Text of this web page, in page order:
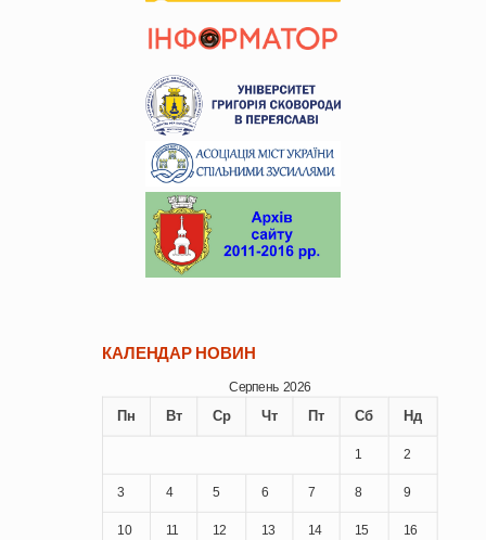
КАЛЕНДАР НОВИН
Серпень 2026
Пн Вт Ср Чт Пт Сб Нд
1 2
3 4 5 6 7 8 9
10 11 12 13 14 15 16